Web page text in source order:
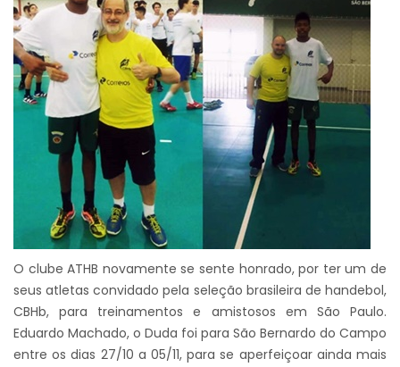
O clube ATHB novamente se sente honrado, por ter um de
seus atletas convidado pela seleção brasileira de handebol,
CBHb, para treinamentos e amistosos em São Paulo.
Eduardo Machado, o Duda foi para São Bernardo do Campo
entre os dias 27/10 a 05/11, para se aperfeiçoar ainda mais